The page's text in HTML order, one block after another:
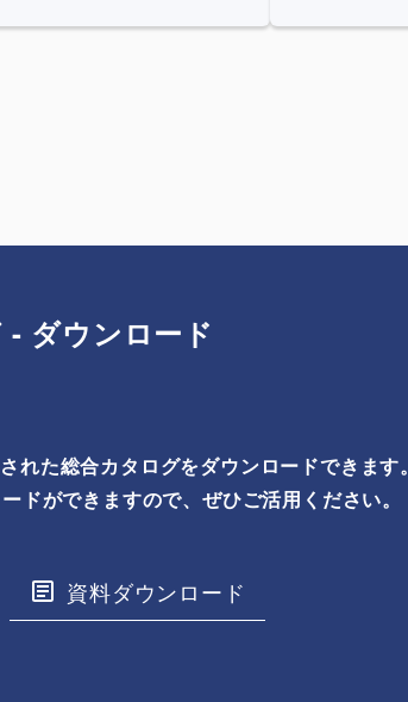
ダウンロード
れた総合カタログをダウンロードできます。
ドができますので、ぜひご活用ください。
資料ダウンロード